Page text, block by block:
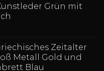
Grün mit
Zeitalter
Metall Gold und
Blau